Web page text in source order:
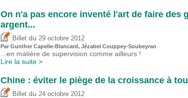
On n'a pas encore inventé l'art de faire des
argent...
Billet du 29 octobre 2012
Par Gunther Capelle-Blancard, Jézabel Couppey-Soubeyran
...en matière de supervision comme ailleurs !
Lire la suite >
Chine : éviter le piège de la croissance à
Billet du 24 octobre 2012